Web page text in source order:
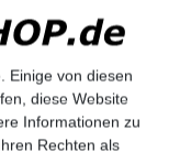
möglich
Einige von diesen
diese Website
Informationen zu
Rechten als